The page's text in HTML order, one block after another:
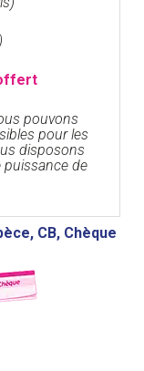
pouvons
pour les
disposons
de
CB, Chèque